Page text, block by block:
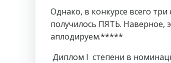
Однако, в конкурсе всего три
получилось ПЯТЬ. Наверное,
аплодируем.*****
Диплом I степени в